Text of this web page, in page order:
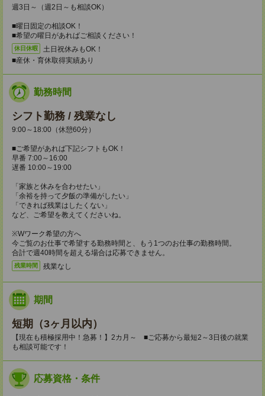
週3日～（週2日～も相談OK）
■曜日固定の相談OK！
■希望の曜日があればご相談ください！
休日休暇
土日祝休みもOK！
■産休・育休取得実績あり
勤務時間
シフト勤務 / 残業なし
9:00～18:00（休憩60分）
■ご希望があれば下記シフトもOK！
早番 7:00～16:00
遅番 10:00～19:00
「家族と休みを合わせたい」
「余裕を持って夕飯の準備がしたい」
「できれば残業はしたくない」
など、ご希望を教えてくださいね。
※Wワーク希望の方へ
今ご覧のお仕事で希望する勤務時間と、もう1つのお仕事の勤務時間。
合計で週40時間を超える場合は応募できません。
残業時間 残業なし
期間
短期（3ヶ月以内）
【現在も積極採用中！急募！】2カ月～ ■ご応募から最短2～3日後の就業
も相談可能です！
応募資格・条件